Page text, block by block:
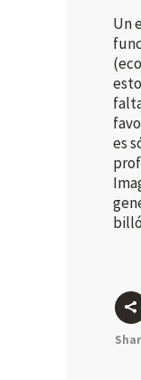
Un
es